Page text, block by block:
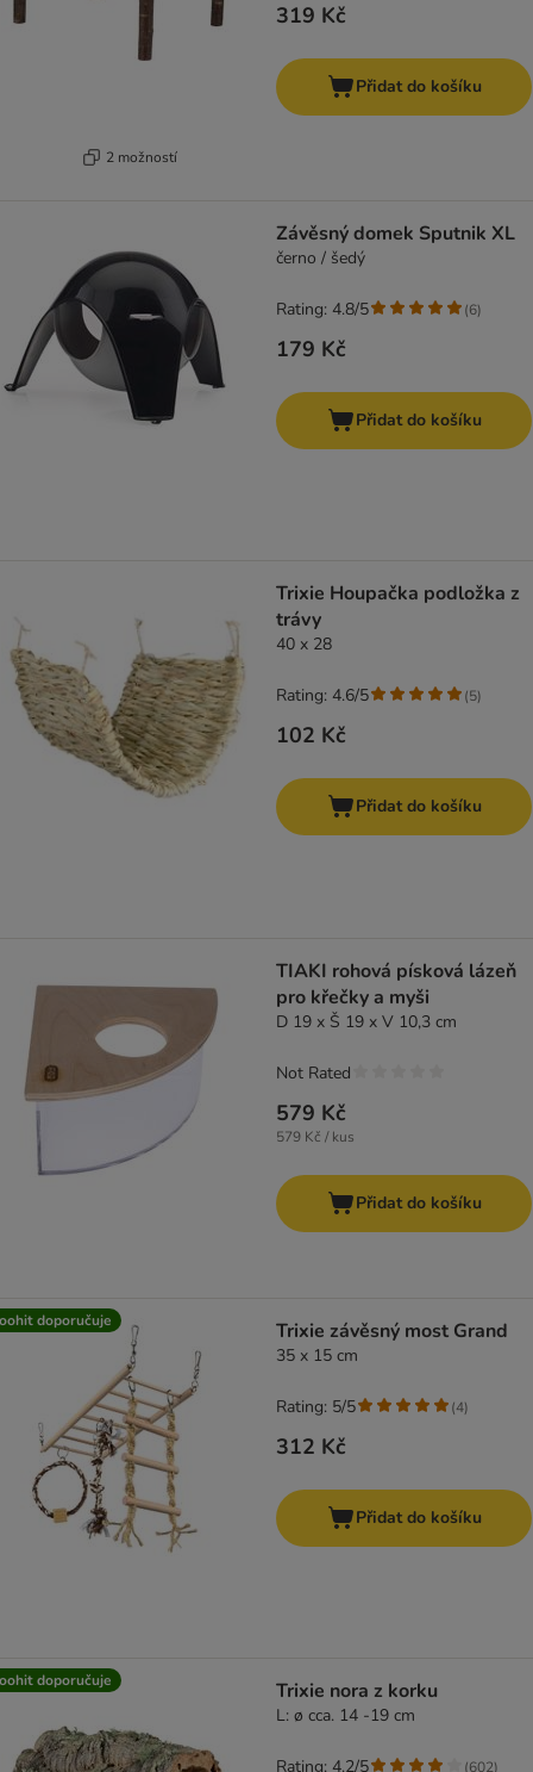
2 možností
319 Kč
Přidat do košíku
Závěsný domek Sputnik XL
černo / šedý
179 Kč
Rating: 4.8/5 (6)
Přidat do košíku
Trixie Houpačka podložka z
trávy
40 x 28
102 Kč
Rating: 4.6/5 (5)
Přidat do košíku
TIAKI rohová písková lázeň
pro křečky a myši
D 19 x Š 19 x V 10,3 cm
579 Kč
579 Kč / kus
Not Rated
Přidat do košíku
doporučuje Trixie závěsný most Grand
35 x 15 cm
312 Kč
Rating: 5/5 (4)
Přidat do košíku
doporučuje Trixie nora z korku
L: ø cca. 14 -19 cm
Rating: 4.2/5 (602)